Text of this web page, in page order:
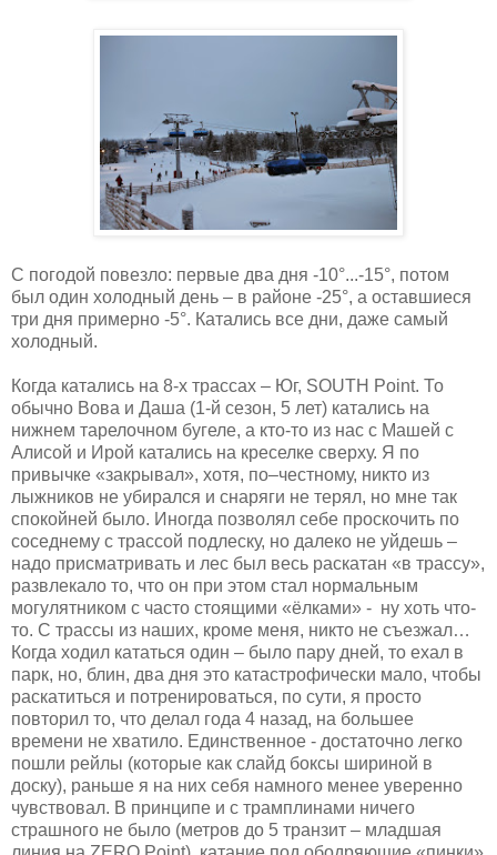
С погодой повезло: первые два дня -10°...-15°, потом
был один холодный день – в районе -25°, а оставшиеся
три дня примерно -5°. Катались все дни, даже самый
холодный.
Когда катались на 8-х трассах – Юг, SOUTH Point. То
обычно Вова и Даша (1-й сезон, 5 лет) катались на
нижнем тарелочном бугеле, а кто-то из нас с Машей с
Алисой и Ирой катались на креселке сверху. Я по
привычке «закрывал», хотя, по–честному, никто из
лыжников не убирался и снаряги не терял, но мне так
спокойней было. Иногда позволял себе проскочить по
соседнему с трассой подлеску, но далеко не уйдешь –
надо присматривать и лес был весь раскатан «в трассу»,
развлекало то, что он при этом стал нормальным
могулятником с часто стоящими «ёлками» - ну хоть что-
то. С трассы из наших, кроме меня, никто не съезжал…
Когда ходил кататься один – было пару дней, то ехал в
парк, но, блин, два дня это катастрофически мало, чтобы
раскатиться и потренироваться, по сути, я просто
повторил то, что делал года 4 назад, на большее
времени не хватило. Единственное - достаточно легко
пошли рейлы (которые как слайд боксы шириной в
доску), раньше я на них себя намного менее уверенно
чувствовал. В принципе и с трамплинами ничего
страшного не было (метров до 5 транзит – младшая